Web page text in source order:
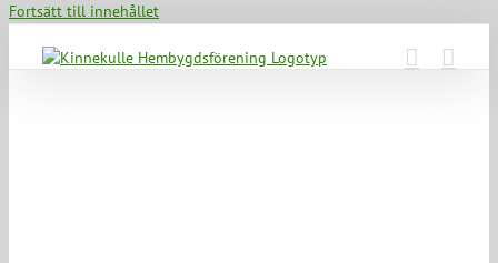
Fortsätt till innehållet